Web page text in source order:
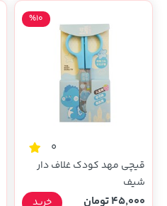
0
قیچی مهد کودک غلاف دار
شیف
%10
45,000 تومان خرید